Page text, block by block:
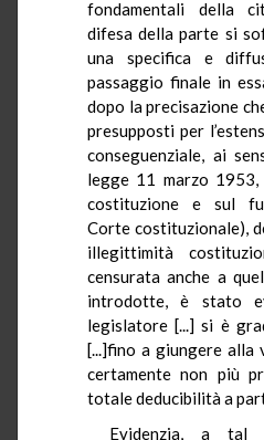
fondamentali della
difesa della parte si
una specifica e
passaggio finale in
dopo la precisazione
presupposti per
conseguenziale, ai
legge 11 marzo
costituzione e sul
Corte costituzionale),
illegittimità
censurata anche a
introdotte, è stato
legislatore [...] si è
[...]fino a giungere alla
certamente non più
totale deducibilità a
Evidenzia, a tal